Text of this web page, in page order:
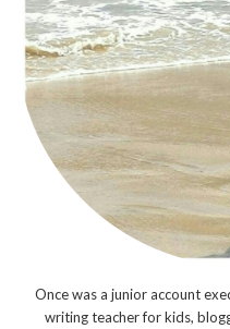
Once was a junior account
writing teacher for kids,